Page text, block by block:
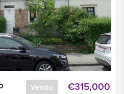
€315,000
Vendu